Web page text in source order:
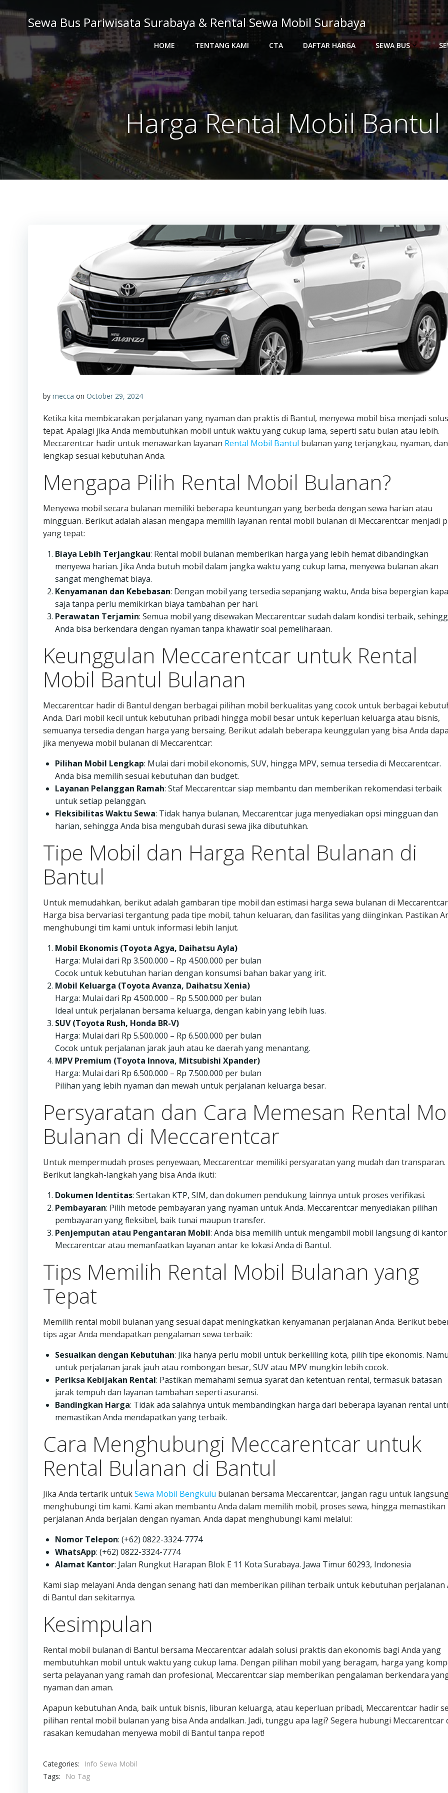
to
Sewa Bus Pariwisata Surabaya & Rental Sewa Mobil Surabaya
HOME TENTANG KAMI CTA DAFTAR HARGA SEWA BUS
Harga Rental Mobil
by mecca on October 29, 2024
Ketika kita membicarakan perjalanan yang nyaman dan praktis di Bantul, menyewa mobil bisa menjadi
tepat. Apalagi jika Anda membutuhkan mobil untuk waktu yang cukup lama, seperti satu bulan atau lebih.
Meccarentcar hadir untuk menawarkan layanan Rental Mobil Bantul bulanan yang terjangkau, nyaman, dan
lengkap sesuai kebutuhan Anda.
Mengapa Pilih Rental Mobil Bulanan?
Menyewa mobil secara bulanan memiliki beberapa keuntungan yang berbeda dengan sewa harian atau
mingguan. Berikut adalah alasan mengapa memilih layanan rental mobil bulanan di Meccarentcar menjadi
yang tepat:
Biaya Lebih Terjangkau: Rental mobil bulanan memberikan harga yang lebih hemat dibandingkan
menyewa harian. Jika Anda butuh mobil dalam jangka waktu yang cukup lama, menyewa bulanan akan
sangat menghemat biaya.
Kenyamanan dan Kebebasan: Dengan mobil yang tersedia sepanjang waktu, Anda bisa bepergian
saja tanpa perlu memikirkan biaya tambahan per hari.
Perawatan Terjamin: Semua mobil yang disewakan Meccarentcar sudah dalam kondisi terbaik,
Anda bisa berkendara dengan nyaman tanpa khawatir soal pemeliharaan.
Keunggulan Meccarentcar untuk Rental
Mobil Bantul Bulanan
Meccarentcar hadir di Bantul dengan berbagai pilihan mobil berkualitas yang cocok untuk berbagai
Anda. Dari mobil kecil untuk kebutuhan pribadi hingga mobil besar untuk keperluan keluarga atau bisnis,
semuanya tersedia dengan harga yang bersaing. Berikut adalah beberapa keunggulan yang bisa Anda
jika menyewa mobil bulanan di Meccarentcar:
Pilihan Mobil Lengkap: Mulai dari mobil ekonomis, SUV, hingga MPV, semua tersedia di Meccarentcar.
Anda bisa memilih sesuai kebutuhan dan budget.
Layanan Pelanggan Ramah: Staf Meccarentcar siap membantu dan memberikan rekomendasi terbaik
untuk setiap pelanggan.
Fleksibilitas Waktu Sewa: Tidak hanya bulanan, Meccarentcar juga menyediakan opsi mingguan dan
harian, sehingga Anda bisa mengubah durasi sewa jika dibutuhkan.
Tipe Mobil dan Harga Rental Bulanan di
Bantul
Untuk memudahkan, berikut adalah gambaran tipe mobil dan estimasi harga sewa bulanan di
Harga bisa bervariasi tergantung pada tipe mobil, tahun keluaran, dan fasilitas yang diinginkan. Pastikan
menghubungi tim kami untuk informasi lebih lanjut.
Mobil Ekonomis (Toyota Agya, Daihatsu Ayla)
Harga: Mulai dari Rp 3.500.000 – Rp 4.500.000 per bulan
Cocok untuk kebutuhan harian dengan konsumsi bahan bakar yang irit.
Mobil Keluarga (Toyota Avanza, Daihatsu Xenia)
Harga: Mulai dari Rp 4.500.000 – Rp 5.500.000 per bulan
Ideal untuk perjalanan bersama keluarga, dengan kabin yang lebih luas.
SUV (Toyota Rush, Honda BR-V)
Harga: Mulai dari Rp 5.500.000 – Rp 6.500.000 per bulan
Cocok untuk perjalanan jarak jauh atau ke daerah yang menantang.
MPV Premium (Toyota Innova, Mitsubishi Xpander)
Harga: Mulai dari Rp 6.500.000 – Rp 7.500.000 per bulan
Pilihan yang lebih nyaman dan mewah untuk perjalanan keluarga besar.
Persyaratan dan Cara Memesan Rental
Bulanan di Meccarentcar
Untuk mempermudah proses penyewaan, Meccarentcar memiliki persyaratan yang mudah dan transparan.
Berikut langkah-langkah yang bisa Anda ikuti:
Dokumen Identitas: Sertakan KTP, SIM, dan dokumen pendukung lainnya untuk proses verifikasi.
Pembayaran: Pilih metode pembayaran yang nyaman untuk Anda. Meccarentcar menyediakan pilihan
pembayaran yang fleksibel, baik tunai maupun transfer.
Penjemputan atau Pengantaran Mobil: Anda bisa memilih untuk mengambil mobil langsung di kantor
Meccarentcar atau memanfaatkan layanan antar ke lokasi Anda di Bantul.
Tips Memilih Rental Mobil Bulanan yang
Tepat
Memilih rental mobil bulanan yang sesuai dapat meningkatkan kenyamanan perjalanan Anda. Berikut
tips agar Anda mendapatkan pengalaman sewa terbaik:
Sesuaikan dengan Kebutuhan: Jika hanya perlu mobil untuk berkeliling kota, pilih tipe ekonomis.
untuk perjalanan jarak jauh atau rombongan besar, SUV atau MPV mungkin lebih cocok.
Periksa Kebijakan Rental: Pastikan memahami semua syarat dan ketentuan rental, termasuk batasan
jarak tempuh dan layanan tambahan seperti asuransi.
Bandingkan Harga: Tidak ada salahnya untuk membandingkan harga dari beberapa layanan rental
memastikan Anda mendapatkan yang terbaik.
Cara Menghubungi Meccarentcar untuk
Rental Bulanan di Bantul
Jika Anda tertarik untukSewa Mobil Bengkulu bulanan bersama Meccarentcar, jangan ragu untuk
menghubungi tim kami. Kami akan membantu Anda dalam memilih mobil, proses sewa, hingga memastikan
perjalanan Anda berjalan dengan nyaman. Anda dapat menghubungi kami melalui:
Nomor Telepon: (+62) 0822-3324-7774
WhatsApp: (+62) 0822-3324-7774
Alamat Kantor: Jalan Rungkut Harapan Blok E 11 Kota Surabaya. Jawa Timur 60293, Indonesia
Kami siap melayani Anda dengan senang hati dan memberikan pilihan terbaik untuk kebutuhan perjalanan
di Bantul dan sekitarnya.
Kesimpulan
Rental mobil bulanan di Bantul bersama Meccarentcar adalah solusi praktis dan ekonomis bagi Anda yang
membutuhkan mobil untuk waktu yang cukup lama. Dengan pilihan mobil yang beragam, harga yang
serta pelayanan yang ramah dan profesional, Meccarentcar siap memberikan pengalaman berkendara
nyaman dan aman.
Apapun kebutuhan Anda, baik untuk bisnis, liburan keluarga, atau keperluan pribadi, Meccarentcar hadir
pilihan rental mobil bulanan yang bisa Anda andalkan. Jadi, tunggu apa lagi? Segera hubungi Meccarentcar
rasakan kemudahan menyewa mobil di Bantul tanpa repot!
Categories:
Info Sewa Mobil
Tags:
No Tag